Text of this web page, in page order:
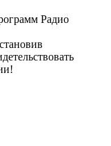
Радио